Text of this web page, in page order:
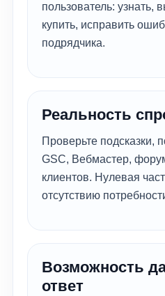
пользователь: узнать,
купить, исправить
подрядчика.
Реальность
Проверьте подсказки,
GSC, Вебмастер,
клиентов. Нулевая
отсутствию
Возможность
ответ